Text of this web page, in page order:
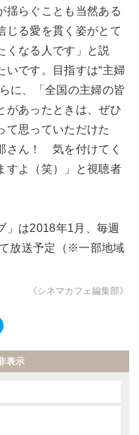
揺らぐことも当然ある
じる愛を貫く姿がとて
くなる人です」と説
いです。目指すは“主婦
に、「全国の主婦の皆
あったときは、ぜひ
て思っていただけた
さん！ 気を付けてく
すよ（笑）」と視聴者
」は2018年1月、毎週
放送予定（※一部地域
《シネマカフェ編集部》
表示